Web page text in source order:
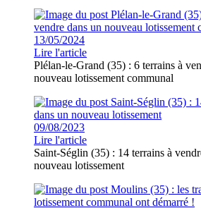
13/05/2024
Lire l'article
Plélan-le-Grand (35) : 6 terrains à
nouveau lotissement communal
09/08/2023
Lire l'article
Saint-Séglin (35) : 14 terrains à
nouveau lotissement